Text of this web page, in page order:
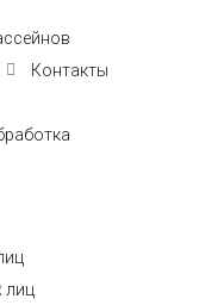
Контакты
лиц